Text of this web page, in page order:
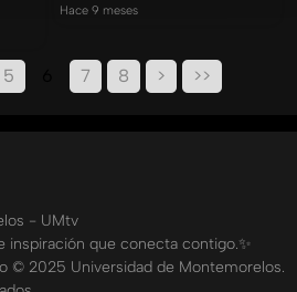
Hace 9 meses
5 7 8 > >>
- UMtv
inspiración que conecta contigo.✨
© 2025 Universidad de Montemorelos.